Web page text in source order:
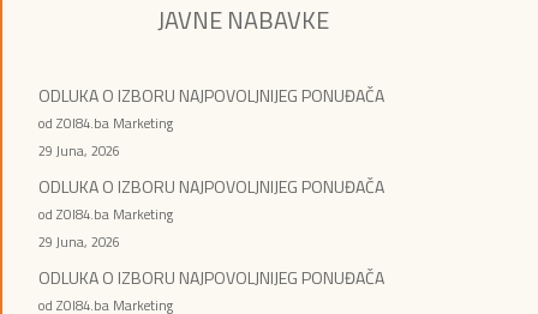
JAVNE NABAVKE
ODLUKA O IZBORU NAJPOVOLJNIJEG PONUĐAČA
od ZOI84.ba Marketing
29 Juna, 2026
ODLUKA O IZBORU NAJPOVOLJNIJEG PONUĐAČA
od ZOI84.ba Marketing
29 Juna, 2026
ODLUKA O IZBORU NAJPOVOLJNIJEG PONUĐAČA
od ZOI84.ba Marketing